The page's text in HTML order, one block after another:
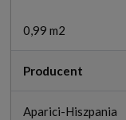
0,99 m2
Producent
Aparici-Hiszpania